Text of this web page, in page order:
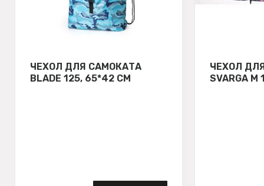
ЧЕХОЛ ДЛЯ САМОКАТА
BLADE 125, 65*42 СМ
ЧЕХОЛ
SVARGA М